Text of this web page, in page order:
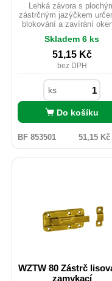
Lehká závora s
zástrčným jazýčkem
blokování a zavírání
vybavena otvorem pro
upevnění visacího
Zabraňuje samovolnému
otevření či pohybu dvířek
vík a chrání před
neoprávněným
Skladem 6 ks
51,15 Kč
bez DPH
ks
Do košíku
BF 853501 51,15
WZTW 80 Zástrč
zamykací